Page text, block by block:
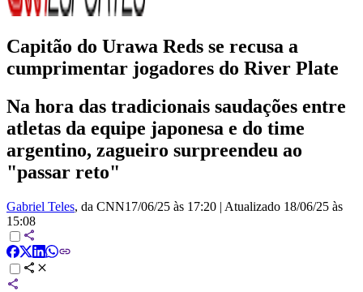
Capitão do Urawa Reds se recusa a
cumprimentar jogadores do River Plate
Na hora das tradicionais saudações entre
atletas da equipe japonesa e do time
argentino, zagueiro surpreendeu ao
"passar reto"
Gabriel Teles, da CNN17/06/25 às 17:20 | Atualizado 18/06/25 às
15:08